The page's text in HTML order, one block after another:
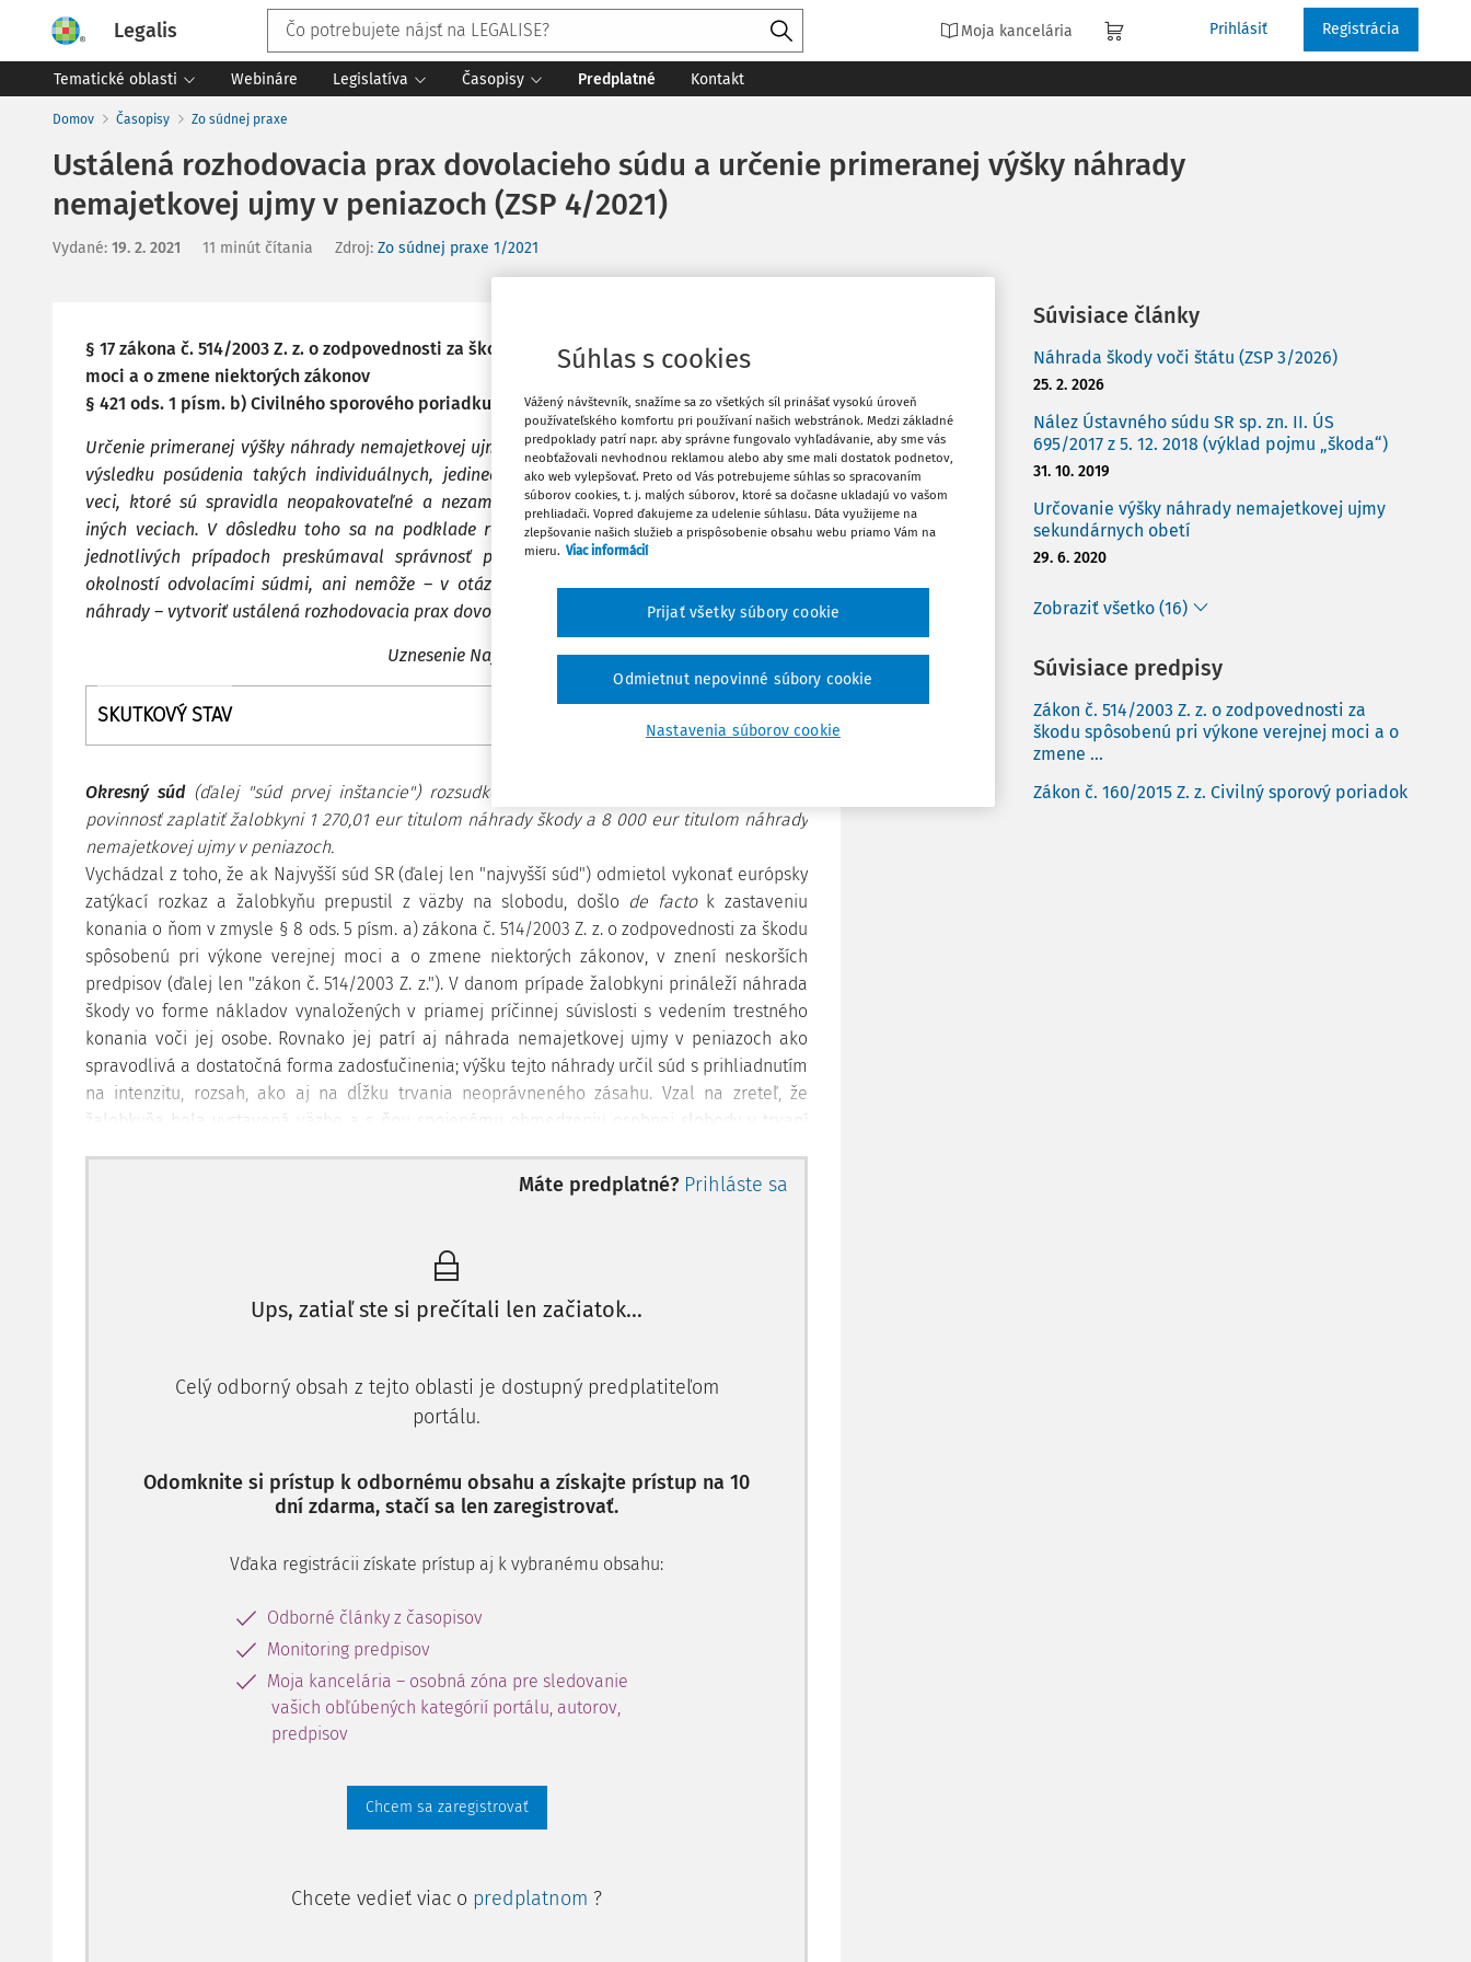
Legalis Moja kancelária Prihlásiť Registrácia
Tematické oblasti Webináre Legislatíva Časopisy Predplatné Kontakt
Domov Časopisy Zo súdnej praxe
Ustálená rozhodovacia prax dovolacieho súdu a určenie primeranej výšky náhrady
nemajetkovej ujmy v peniazoch (ZSP 4/2021)
Vydané: 19. 2. 2021 11 minút čítania Zdroj: Zo súdnej praxe 1/2021
§ 17 zákona č. 514/2003 Z. z. o zodpovednosti za škodu spôsobenú pri výkone verejnej
moci a o zmene niektorých zákonov
§ 421 ods. 1 písm. b) Civilného sporového poriadku
Určenie primeranej výšky náhrady nemajetkovej ujmy konkrétnou sumou je vždy závislé od
výsledku posúdenia takých individuálnych, jedinečných okolností každej prerokovávanej
veci, ktoré sú spravidla neopakovateľné a nezameniteľné s okolnosťami relevantnými v
iných veciach. V dôsledku toho sa na podklade rozhodnutí dovolacieho súdu, ktorými v
jednotlivých prípadoch preskúmaval správnosť posúdenia takto vysoko individuálnych
okolností odvolacími súdmi, ani nemôže – v otázke primeranosti konkrétnej výšky tejto
náhrady – vytvoriť ustálená rozhodovacia prax dovolacieho súdu.
Uznesenie Najvyššieho súdu SR, sp. zn. 7 Cdo 204/2018
SKUTKOVÝ STAV
Okresný súd(ďalej "súd prvej inštancie") rozsudkom z 12. januára 2015 uložil žalovanej
povinnosť zaplatiť žalobkyni 1 270,01 eur titulom náhrady škody a 8 000 eur titulom náhrady
nemajetkovej ujmy v peniazoch.
Vychádzal z toho, že ak Najvyšší súd SR (ďalej len "najvyšší súd") odmietol vykonať európsky
zatýkací rozkaz a žalobkyňu prepustil z väzby na slobodu, došlo de factok zastaveniu
konania o ňom v zmysle § 8 ods. 5 písm. a) zákona č. 514/2003 Z. z. o zodpovednosti za škodu
spôsobenú pri výkone verejnej moci a o zmene niektorých zákonov, v znení neskorších
predpisov (ďalej len "zákon č. 514/2003 Z. z."). V danom prípade žalobkyni prináleží náhrada
škody vo forme nákladov vynaložených v priamej príčinnej súvislosti s vedením trestného
konania voči jej osobe. Rovnako jej patrí aj náhrada nemajetkovej ujmy v peniazoch ako
spravodlivá a dostatočná forma zadosťučinenia; výšku tejto náhrady určil súd s prihliadnutím
na intenzitu, rozsah, ako aj na dĺžku trvania neoprávneného zásahu. Vzal na zreteľ, že
žalobkyňa bola vystavená väzbe a s ňou spojenému obmedzeniu osobnej slobody v trvaní
Máte predplatné? Prihláste sa
Ups, zatiaľ ste si prečítali len začiatok...
Celý odborný obsah z tejto oblasti je dostupný predplatiteľom
portálu.
Odomknite si prístup k odbornému obsahu a získajte prístup na 10
dní zdarma, stačí sa len zaregistrovať.
Vďaka registrácii získate prístup aj k vybranému obsahu:
Odborné články z časopisov
Monitoring predpisov
Moja kancelária – osobná zóna pre sledovanie
vašich obľúbených kategórií portálu, autorov,
predpisov
Chcem sa zaregistrovať
Chcete vedieť viac o predplatnom ?
Obľúbené
Zdieľať
Súvisiace články
Náhrada škody voči štátu (ZSP 3/2026)
25. 2. 2026
Nález Ústavného súdu SR sp. zn. II. ÚS
695/2017 z 5. 12. 2018 (výklad pojmu „škoda“)
31. 10. 2019
Určovanie výšky náhrady nemajetkovej ujmy
sekundárnych obetí
29. 6. 2020
Zobraziť všetko (16)
Súvisiace predpisy
Zákon č. 514/2003 Z. z. o zodpovednosti za
škodu spôsobenú pri výkone verejnej moci a o
zmene ...
Zákon č. 160/2015 Z. z. Civilný sporový poriadok
Súhlas s cookies
Vážený návštevník, snažíme sa zo všetkých síl prinášať vysokú úroveň
používateľského komfortu pri používaní našich webstránok. Medzi základné
predpoklady patrí napr. aby správne fungovalo vyhľadávanie, aby sme vás
neobťažovali nevhodnou reklamou alebo aby sme mali dostatok podnetov,
ako web vylepšovať. Preto od Vás potrebujeme súhlas so spracovaním
súborov cookies, t. j. malých súborov, ktoré sa dočasne ukladajú vo vašom
prehliadači. Vopred ďakujeme za udelenie súhlasu. Dáta využijeme na
zlepšovanie našich služieb a prispôsobenie obsahu webu priamo Vám na
mieru. Viac informácií
Nastavenia súborov cookie
Odmietnut nepovinné súbory cookie
Prijať všetky súbory cookie